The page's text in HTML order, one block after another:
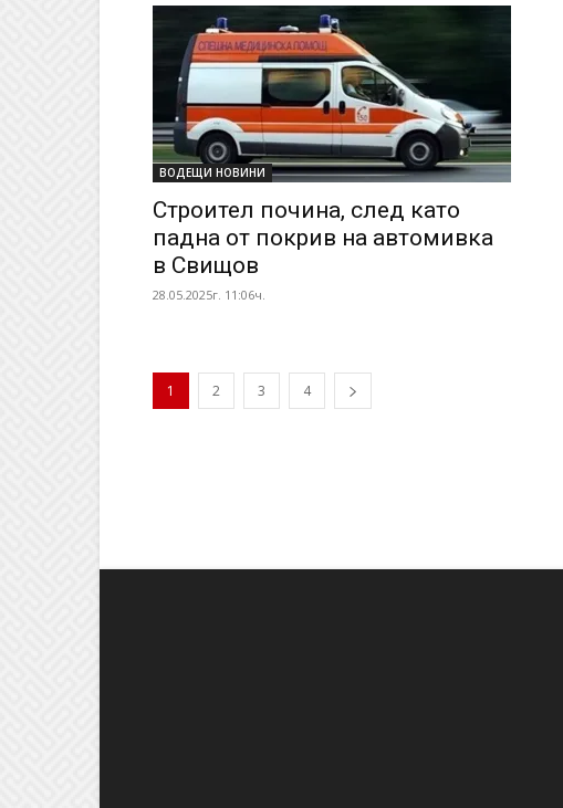
ВОДЕЩИ НОВИНИ
Строител почина, след като
падна от покрив на автомивка
в Свищов
28.05.2025г. 11:06ч.
1 2 3 4